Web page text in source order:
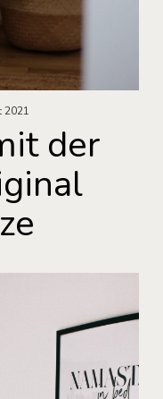
2021
der